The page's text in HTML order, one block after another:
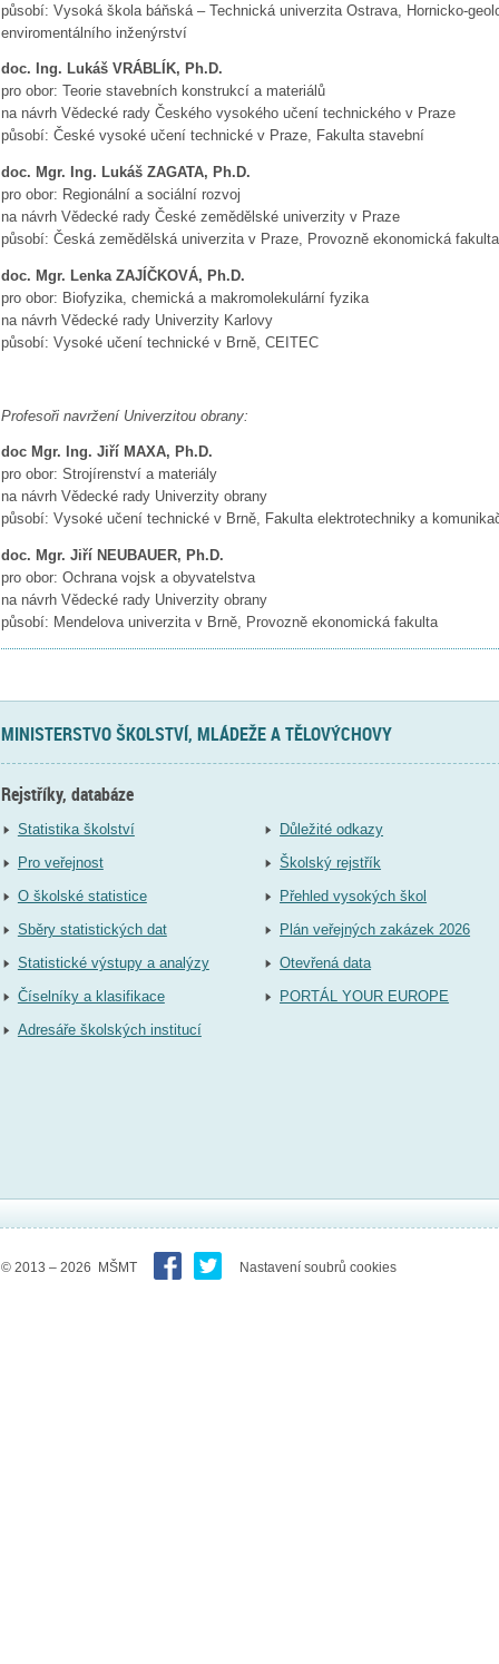
působí: Vysoká škola báňská – Technická univerzita Ostrava, Hornicko-
enviromentálního inženýrství
doc. Ing. Lukáš VRÁBLÍK, Ph.D.
pro obor: Teorie stavebních konstrukcí a materiálů
na návrh Vědecké rady Českého vysokého učení technického v Praze
působí: České vysoké učení technické v Praze, Fakulta stavební
doc. Mgr. Ing. Lukáš ZAGATA, Ph.D.
pro obor: Regionální a sociální rozvoj
na návrh Vědecké rady České zemědělské univerzity v Praze
působí: Česká zemědělská univerzita v Praze, Provozně ekonomická fakulta
doc. Mgr. Lenka ZAJÍČKOVÁ, Ph.D.
pro obor: Biofyzika, chemická a makromolekulární fyzika
na návrh Vědecké rady Univerzity Karlovy
působí: Vysoké učení technické v Brně, CEITEC
Profesoři navržení Univerzitou obrany:
doc Mgr. Ing. Jiří MAXA, Ph.D.
pro obor: Strojírenství a materiály
na návrh Vědecké rady Univerzity obrany
působí: Vysoké učení technické v Brně, Fakulta elektrotechniky a
doc. Mgr. Jiří NEUBAUER, Ph.D.
pro obor: Ochrana vojsk a obyvatelstva
na návrh Vědecké rady Univerzity obrany
působí: Mendelova univerzita v Brně, Provozně ekonomická fakulta
MINISTERSTVO ŠKOLSTVÍ, MLÁDEŽE A TĚLOVÝCHOVY
Rejstříky, databáze
Statistika školství
Pro veřejnost
O školské statistice
Sběry statistických dat
Statistické výstupy a analýzy
Číselníky a klasifikace
Adresáře školských institucí
Důležité odkazy
Školský rejstřík
Přehled vysokých škol
Plán veřejných zakázek 2026
Otevřená data
PORTÁL YOUR EUROPE
© 2013 – 2026 MŠMT Nastavení soubrů cookies